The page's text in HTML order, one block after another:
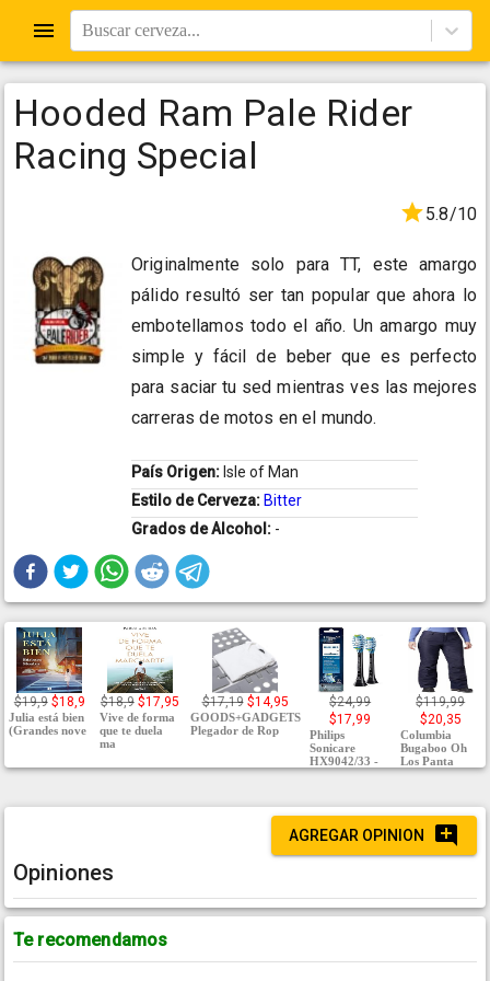
Buscar cerveza...
Hooded Ram Pale Rider
Racing Special
5.8/10
Originalmente solo para TT, este amargo
pálido resultó ser tan popular que ahora lo
embotellamos todo el año. Un amargo muy
simple y fácil de beber que es perfecto
para saciar tu sed mientras ves las mejores
carreras de motos en el mundo.
País Origen: Isle of Man
Estilo de Cerveza: Bitter
Grados de Alcohol: -
$19,9 $18,9
Julia está bien
(Grandes nove
$18,9 $17,95
Vive de forma
que te duela
ma
$17,19 $14,95
GOODS+GADGETS
Plegador de Rop
$24,99
$17,99
Philips
Sonicare
HX9042/33 -
$119,99
$20,35
Columbia
Bugaboo Oh
Los Panta
AGREGAR OPINION
Opiniones
Te recomendamos